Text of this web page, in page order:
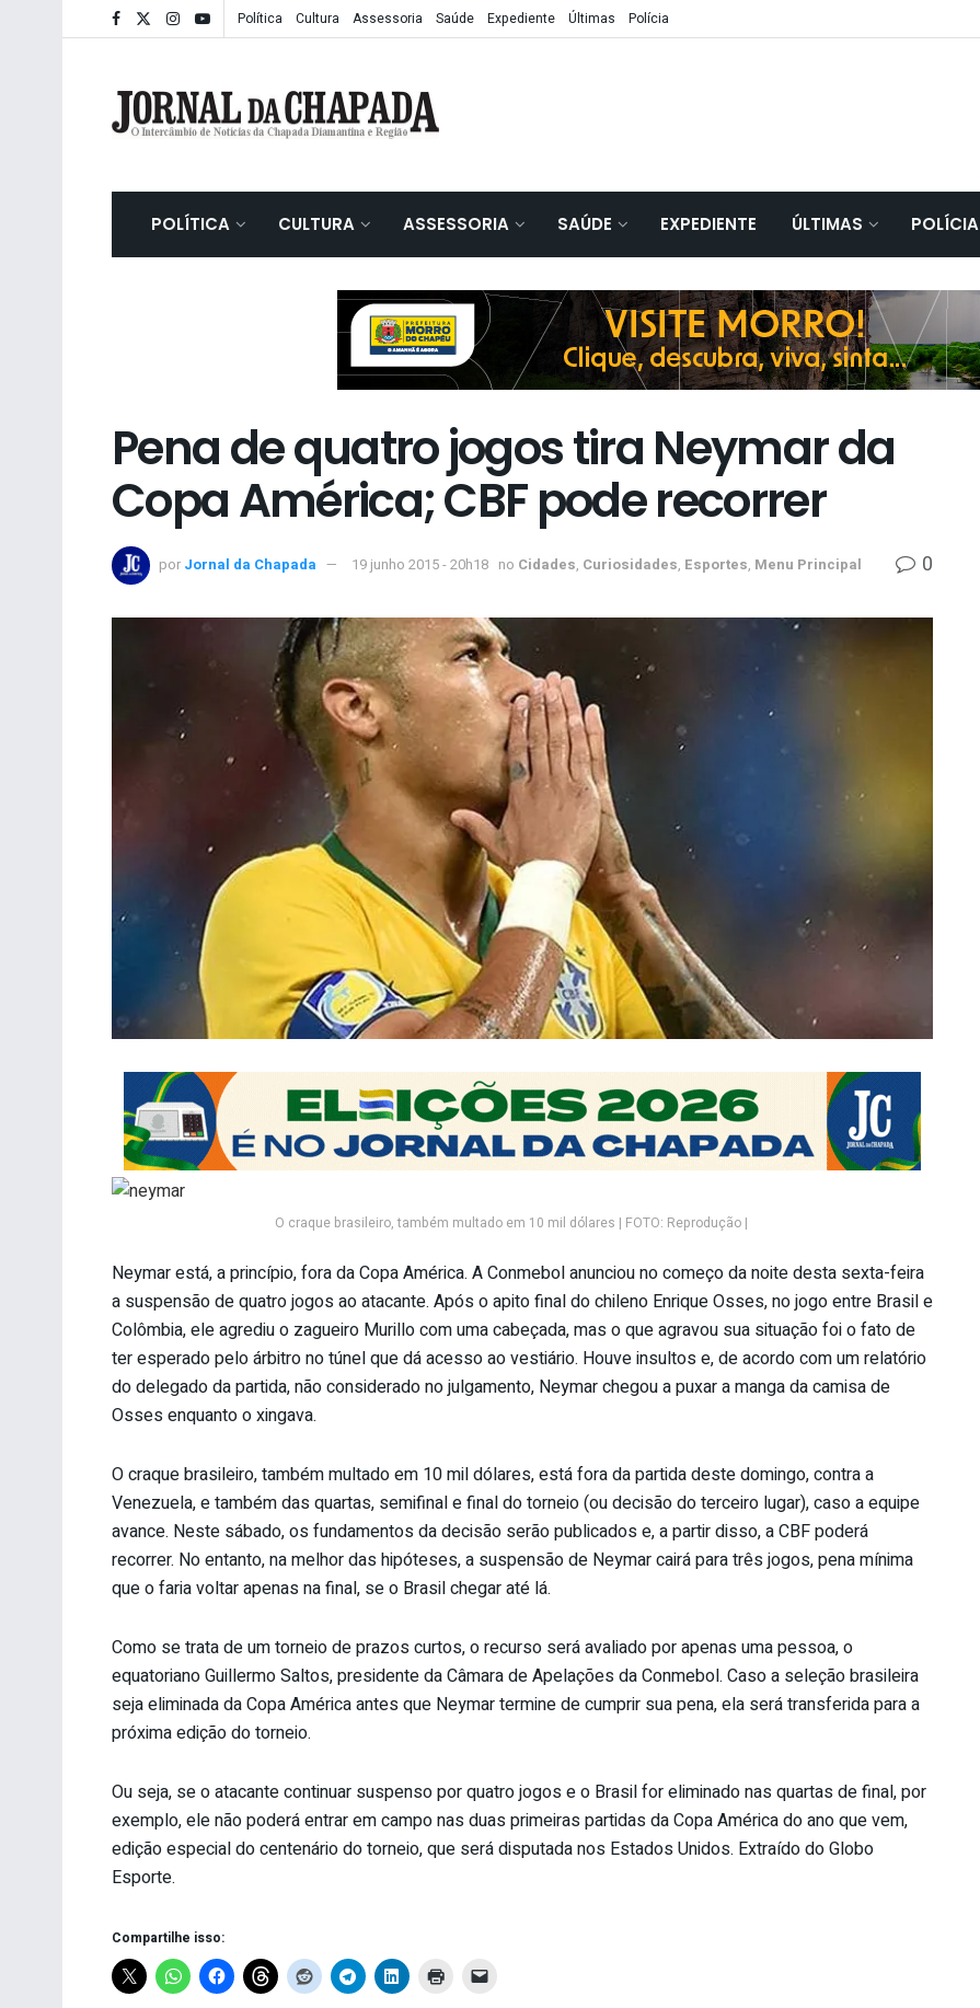
Política Cultura Assessoria Saúde Expediente Últimas Polícia
POLÍTICA CULTURA ASSESSORIA SAÚDE EXPEDIENTE ÚLTIMAS POLÍCIA
Pena de quatro jogos tira Neymar da
Copa América; CBF pode recorrer
por Jornal da Chapada 19 junho 2015 - 20h18 no Cidades, Curiosidades, Esportes, Menu Principal 0
O craque brasileiro, também multado em 10 mil dólares | FOTO: Reprodução |
Neymar está, a princípio, fora da Copa América. A Conmebol anunciou no começo da noite desta sexta-feira
a suspensão de quatro jogos ao atacante. Após o apito final do chileno Enrique Osses, no jogo entre Brasil e
Colômbia, ele agrediu o zagueiro Murillo com uma cabeçada, mas o que agravou sua situação foi o fato de
ter esperado pelo árbitro no túnel que dá acesso ao vestiário. Houve insultos e, de acordo com um relatório
do delegado da partida, não considerado no julgamento, Neymar chegou a puxar a manga da camisa de
Osses enquanto o xingava.
O craque brasileiro, também multado em 10 mil dólares, está fora da partida deste domingo, contra a
Venezuela, e também das quartas, semifinal e final do torneio (ou decisão do terceiro lugar), caso a equipe
avance. Neste sábado, os fundamentos da decisão serão publicados e, a partir disso, a CBF poderá
recorrer. No entanto, na melhor das hipóteses, a suspensão de Neymar cairá para três jogos, pena mínima
que o faria voltar apenas na final, se o Brasil chegar até lá.
Como se trata de um torneio de prazos curtos, o recurso será avaliado por apenas uma pessoa, o
equatoriano Guillermo Saltos, presidente da Câmara de Apelações da Conmebol. Caso a seleção brasileira
seja eliminada da Copa América antes que Neymar termine de cumprir sua pena, ela será transferida para a
próxima edição do torneio.
Ou seja, se o atacante continuar suspenso por quatro jogos e o Brasil for eliminado nas quartas de final, por
exemplo, ele não poderá entrar em campo nas duas primeiras partidas da Copa América do ano que vem,
edição especial do centenário do torneio, que será disputada nos Estados Unidos. Extraído do Globo
Esporte.
Compartilhe isso: